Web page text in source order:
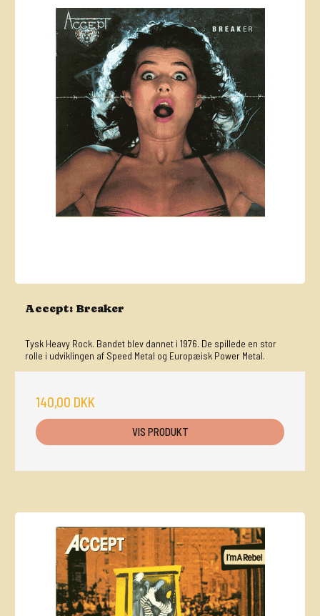
Accept: Breaker
Tysk Heavy Rock. Bandet blev dannet i 1976. De spillede en stor
rolle i udviklingen af Speed Metal og Europæisk Power Metal.
140,00 DKK
VIS PRODUKT